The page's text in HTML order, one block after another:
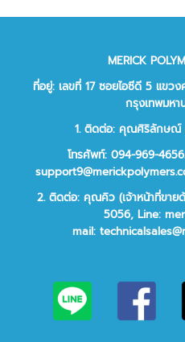
MERICK
ที่อยู่: เลขที่ 17 ซอยไอซีดี 5 แขวง
กรุงเทพมห
1. ติดต่อ: คุณศิริลักษณ์ (
โทรศัพท์: 094-969-
2.ติดต่อ: คุณคิว (เจ้าหน้าที่ขาย
5056, Line:
mail: